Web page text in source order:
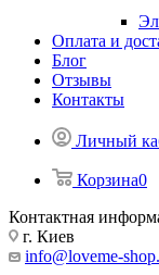
Оплата и
Блог
Отзывы
Контакты
Личный
Корзина0
Контактная
г. Киев
info@loveme-